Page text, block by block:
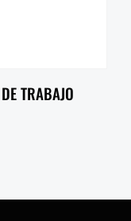
TRABAJO